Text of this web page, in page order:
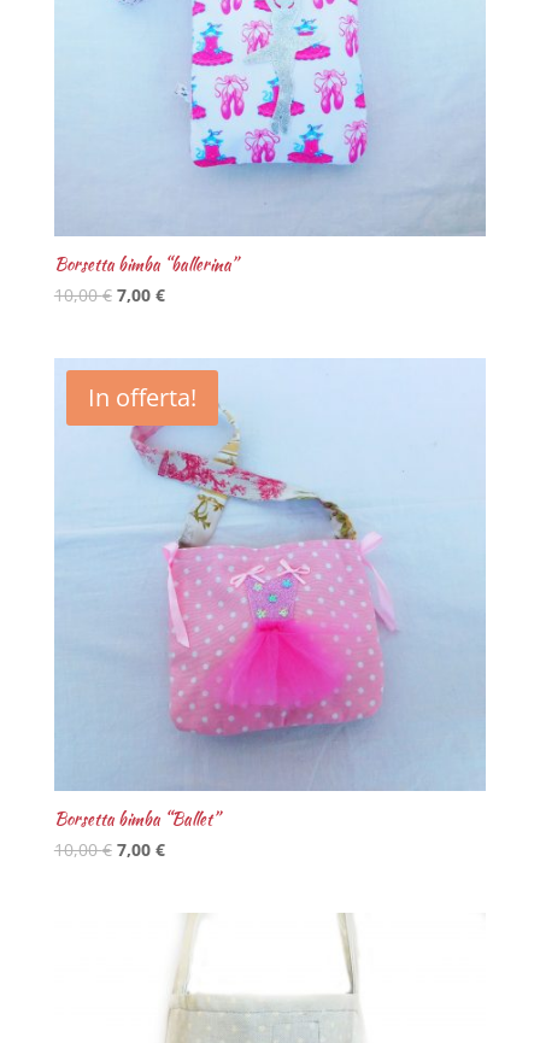
Borsetta bimba “ballerina”
10,00€ 7,00 €
In offerta!
Borsetta bimba “Ballet”
10,00€ 7,00 €